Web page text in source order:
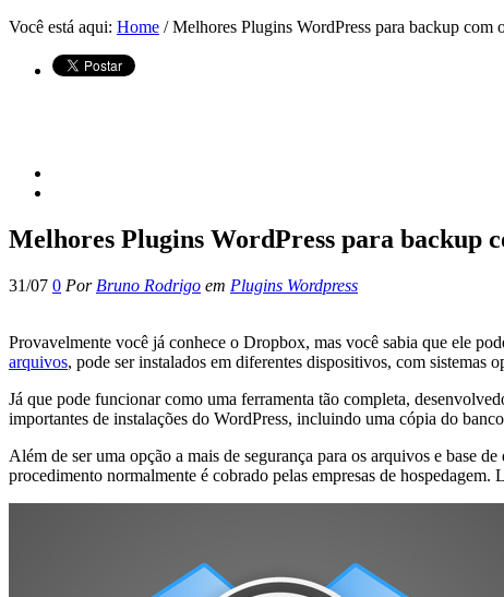
Você está aqui: Home / Melhores Plugins WordPress para backup com
Melhores Plugins WordPress para backup
31/07 0 Por Bruno Rodrigo em Plugins Wordpress
Provavelmente você já conhece o Dropbox, mas você sabia que ele
arquivos, pode ser instalados em diferentes dispositivos, com sistemas
Já que pode funcionar como uma ferramenta tão completa,
importantes de instalações do WordPress, incluindo uma cópia do
Além de ser uma opção a mais de segurança para os arquivos e base
procedimento normalmente é cobrado pelas empresas de hospedagem.